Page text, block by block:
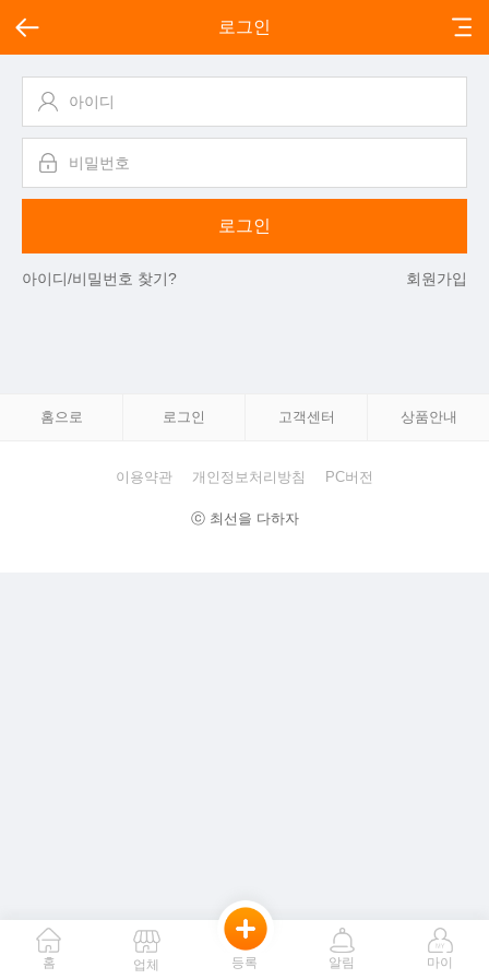
로그인
아이디/비밀번호 찾기? 회원가입
홈 업체 등록 알림 마이
홈으로 로그인 고객센터 상품안내
이용약관 개인정보처리방침 PC버전
ⓒ 최선을 다하자